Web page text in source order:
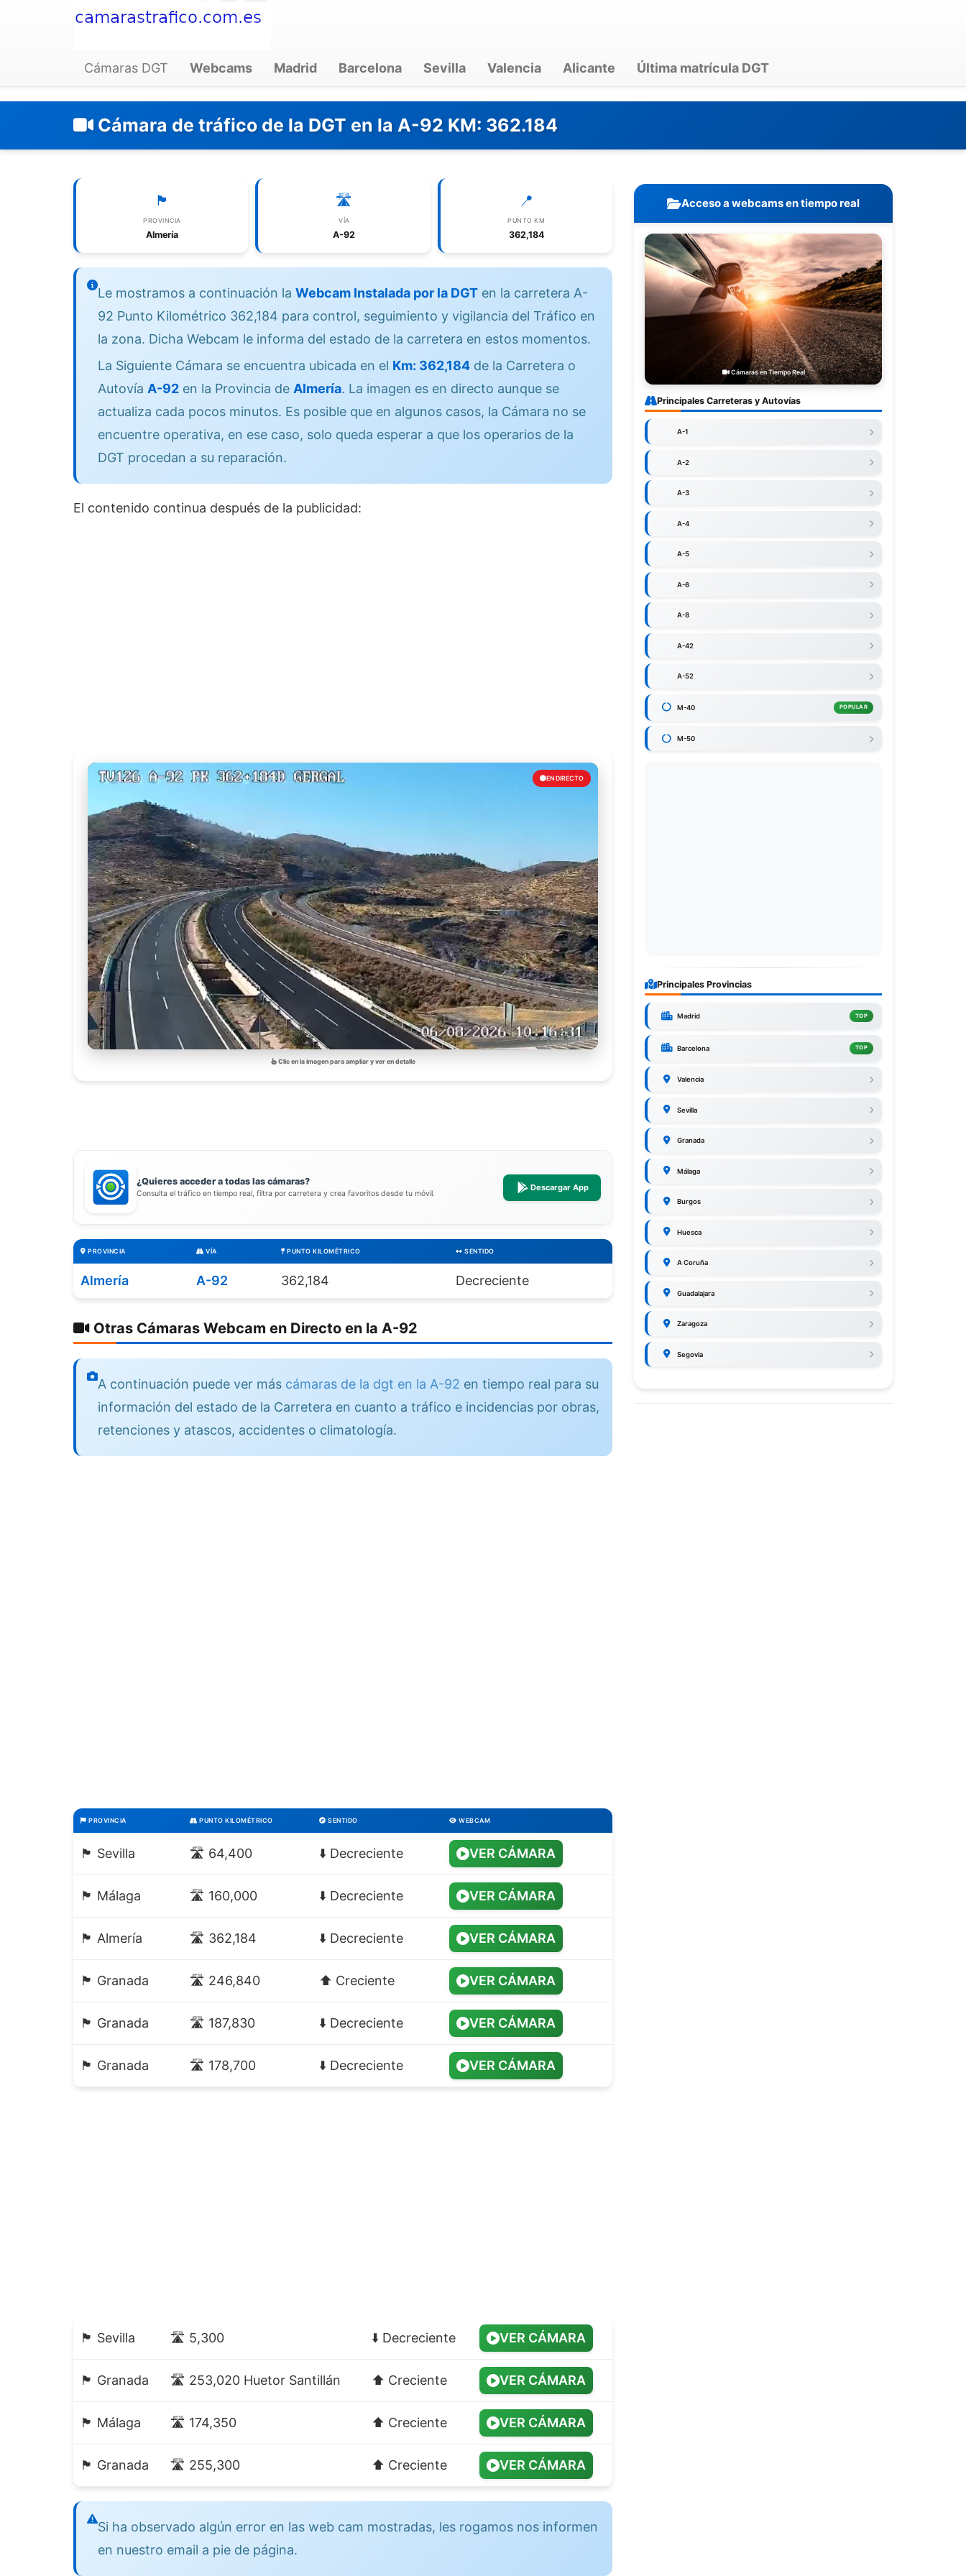
Cámaras DGT Webcams Madrid Barcelona Sevilla Valencia Alicante Última matrícula DGT
Cámara de tráfico de la DGT en la A-92 KM: 362.184
🏴
PROVINCIA
Almería
🛣️
VÍA
A-92
📍
PUNTO KM
362,184
Le mostramos a continuación la Webcam Instalada por la DGT en la carretera A-
92 Punto Kilométrico 362,184 para control, seguimiento y vigilancia del Tráfico en
la zona. Dicha Webcam le informa del estado de la carretera en estos momentos.
La Siguiente Cámara se encuentra ubicada en el Km: 362,184 de la Carretera o
Autovía A-92 en la Provincia de Almería. La imagen es en directo aunque se
actualiza cada pocos minutos. Es posible que en algunos casos, la Cámara no se
encuentre operativa, en ese caso, solo queda esperar a que los operarios de la
DGT procedan a su reparación.
El contenido continua después de la publicidad:
EN DIRECTO
Clic en la imagen para ampliar y ver en detalle
¿Quieres acceder a todas las cámaras?
Consulta el tráfico en tiempo real, filtra por carretera y crea favoritos desde tu móvil.
Descargar App
PROVINCIA VÍA PUNTO KILOMÉTRICO SENTIDO
Almería A-92 362,184 Decreciente
Otras Cámaras Webcam en Directo en la A-92
A continuación puede ver más cámaras de la dgt en la A-92 en tiempo real para su
información del estado de la Carretera en cuanto a tráfico e incidencias por obras,
retenciones y atascos, accidentes o climatología.
PROVINCIA PUNTO KILOMÉTRICO SENTIDO WEBCAM
🏴 Sevilla 🛣️ 64,400 ⬇️ Decreciente VER CÁMARA
🏴 Málaga 🛣️ 160,000 ⬇️ Decreciente VER CÁMARA
🏴 Almería 🛣️ 362,184 ⬇️ Decreciente VER CÁMARA
🏴 Granada 🛣️ 246,840 ⬆️ Creciente VER CÁMARA
🏴 Granada 🛣️ 187,830 ⬇️ Decreciente VER CÁMARA
🏴 Granada 🛣️ 178,700 ⬇️ Decreciente VER CÁMARA
🏴 Sevilla 🛣️ 5,300 ⬇️ Decreciente VER CÁMARA
🏴 Granada 🛣️ 253,020 Huetor Santillán ⬆️ Creciente VER CÁMARA
🏴 Málaga 🛣️ 174,350 ⬆️ Creciente VER CÁMARA
🏴 Granada 🛣️ 255,300 ⬆️ Creciente VER CÁMARA
Si ha observado algún error en las web cam mostradas, les rogamos nos informen
en nuestro email a pie de página.
Acceso a webcams en tiempo real
Cámaras en Tiempo Real
Principales Carreteras y Autovías
A-1
A-2
A-3
A-4
A-5
A-6
A-8
A-42
A-52
M-40 POPULAR
M-50
Principales Provincias
Madrid TOP
Barcelona TOP
Valencia
Sevilla
Granada
Málaga
Burgos
Huesca
A Coruña
Guadalajara
Zaragoza
Segovia